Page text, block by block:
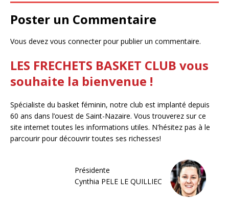
Poster un Commentaire
Vous devez vous connecterpour publier un commentaire.
LES FRECHETS BASKET CLUB vous
souhaite la bienvenue !
Spécialiste du basket féminin, notre club est implanté depuis
60 ans dans l’ouest de Saint-Nazaire. Vous trouverez sur ce
site internet toutes les informations utiles. N'hésitez pas à le
parcourir pour découvrir toutes ses richesses!
Présidente
Cynthia PELE LE QUILLIEC